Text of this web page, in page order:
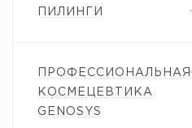
ПИЛИНГИ
ПРОФЕССИОНАЛЬНАЯ
КОСМЕЦЕВТИКА
GENOSYS